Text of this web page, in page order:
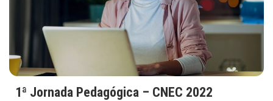
1ª Jornada Pedagógica – CNEC 2022